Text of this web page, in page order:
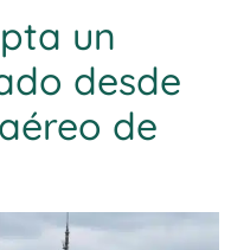
un
desde
de